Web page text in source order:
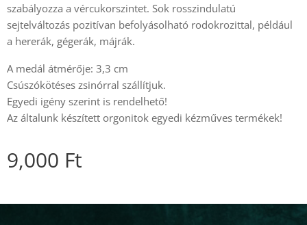
szabályozza a vércukorszintet. Sok rosszindulatú
sejtelváltozás pozitívan befolyásolható rodokrozittal, például
a hererák, gégerák, májrák.
A medál átmérője: 3,3 cm
Csúszókötéses zsinórral szállítjuk.
Egyedi igény szerint is rendelhető!
Az általunk készített orgonitok egyedi kézműves termékek!
9,000 Ft